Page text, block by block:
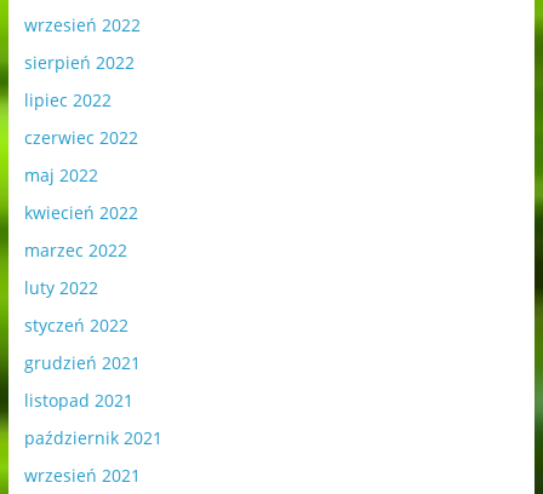
wrzesień 2022
sierpień 2022
lipiec 2022
czerwiec 2022
maj 2022
kwiecień 2022
marzec 2022
luty 2022
styczeń 2022
grudzień 2021
listopad 2021
październik 2021
wrzesień 2021